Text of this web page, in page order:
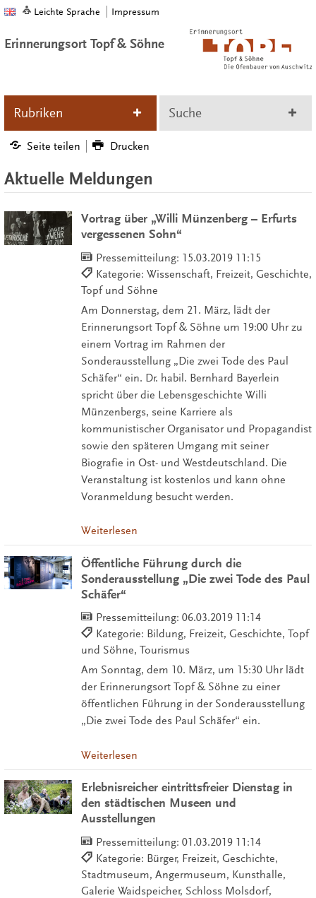
Leichte Sprache Impressum
Erinnerungsort Topf & Söhne
Rubriken Suche
Seite teilen Drucken
Aktuelle Meldungen
Vortrag über „Willi Münzenberg – Erfurts
vergessenen Sohn“
Pressemitteilung: 15.03.2019 11:15
Kategorie: Wissenschaft, Freizeit, Geschichte,
Topf und Söhne
Am Donnerstag, dem 21. März, lädt der
Erinnerungsort Topf & Söhne um 19:00 Uhr zu
einem Vortrag im Rahmen der
Sonderausstellung „Die zwei Tode des Paul
Schäfer“ ein. Dr. habil. Bernhard Bayerlein
spricht über die Lebensgeschichte Willi
Münzenbergs, seine Karriere als
kommunistischer Organisator und Propagandist
sowie den späteren Umgang mit seiner
Biografie in Ost- und Westdeutschland. Die
Veranstaltung ist kostenlos und kann ohne
Voranmeldung besucht werden.
Weiterlesen
Öffentliche Führung durch die
Sonderausstellung „Die zwei Tode des Paul
Schäfer“
Pressemitteilung: 06.03.2019 11:14
Kategorie: Bildung, Freizeit, Geschichte, Topf
und Söhne, Tourismus
Am Sonntag, dem 10. März, um 15:30 Uhr lädt
der Erinnerungsort Topf & Söhne zu einer
öffentlichen Führung in der Sonderausstellung
„Die zwei Tode des Paul Schäfer“ ein.
Weiterlesen
Erlebnisreicher eintrittsfreier Dienstag in
den städtischen Museen und
Ausstellungen
Pressemitteilung: 01.03.2019 11:14
Kategorie: Bürger, Freizeit, Geschichte,
Stadtmuseum, Angermuseum, Kunsthalle,
Galerie Waidspeicher, Schloss Molsdorf,